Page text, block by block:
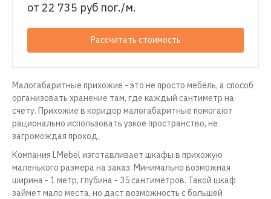
от 22 735 руб пог./м.
Рассчитать стоимость
Малогабаритные прихожие - это не просто мебель, а способ
организовать хранение там, где каждый сантиметр на
счету. Прихожие в коридор малогабаритные помогают
рационально использовать узкое пространство, не
загромождая проход.
Компания LMebel изготавливает шкафы в прихожую
маленького размера на заказ. Минимально возможная
ширина - 1 метр, глубина - 35 сантиметров. Такой шкаф
займет мало места, но даст возможность с большей